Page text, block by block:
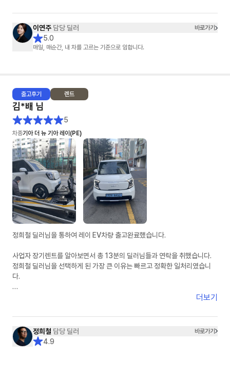
정말 운 좋게 차살때에 이연주 매니저님과 연결 되었고, 타사는 봇(bot) 계
정으로 응대 하는거 같았습니다.
1. 상품에 대한 설명: ★★★★★
2. 문의에 대한 회신 속도: ★★★★★
- 타사는 오전에 문의를 드리면 오후 3~4시쯤 답변이 오거나 오후 6시 이후
에 답변와서 또 답변하면 지금은 영업시간이 아닙니다... 이런 멘트가 나왔었
어요. (봇 응대)
- 차살때는 전혀 그런것 없이 친절하게 설명해주시고 오히려 제가 답변을 늦
게 드린적이 있었네요
3. 차량 출고: ★★★★★
- 다른 업체도 빠른출고 상품이 있었어요. 저는 다 빠른출고 상품으로 알아보
았구요. 타사는 먼저 약정요청을 했는데 약정서가 더 늦게 오고, 차살때는 영
업일 기준 바로 다음날 왔습니다.
- 전자약정 후 이연주 매니저님이 엄청 노력해주신게 보일정도로 바로 후에
바로 차량 배차가 되었어요. 물론 운빨도 조금 있는것 같았어요. (모두가 이
런 스케줄로 진행되진 않을 수 있을거 같아요)
- 저 같은 경우 (금요일) 최종견적 > (월요일) 전자약정 > (수요일) 차량검수
> (목요일) 차량인수
4. 차량 상태: ★★★★
- 수요일~목요일 비가 오는 날씨라 세차를 했지만 아쉽게도 물자국이 남아
있었어요. 조금 아쉬운건 리어 스포일러 부분에 흰색 페인트 같은 것이
(3cm) 묻어있었는데 손톱으로 긁어내긴 했지만, 잔기스가 조금 났어요
이연주 담당 딜러 바로가기
5.0
매일, 매순간, 내 차를 고르는 기준으로 임합니다.
출고후기 렌트
김*배 님
5
차종기아 더 뉴 기아 레이(PE)
정희철 딜러님을 통하여 레이 EV차량 출고완료했습니다.
사업자 장기렌트를 알아보면서 총 13분의 딜러님들과 연락을 취했습니다.
정희철 딜러님을 선택하게 된 가장 큰 이유는 빠르고 정확한 일처리였습니
다.
견적을 받고 다른 옵션을 요청하면 수정 보완된 견적을 재송부받기까지 걸리
또한 다른 옵션을 요청할경우 고객이 이 옵션을 왜 요청했는지까지 이해해주
시며 고객의 편에서 함께 고민해주셨습니다.
그래서 정희철 딜러님을 선택하게 되었고 견적, 계약, 출고까지 모든 일들이
더보기
정희철 담당 딜러 바로가기
4.9